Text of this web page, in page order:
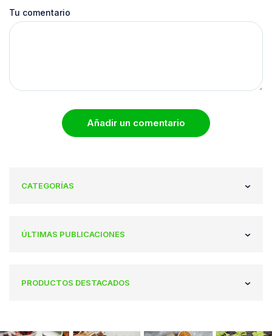
Tu comentario
Añadir un comentario
CATEGORÍAS
ÚLTIMAS PUBLICACIONES
PRODUCTOS DESTACADOS